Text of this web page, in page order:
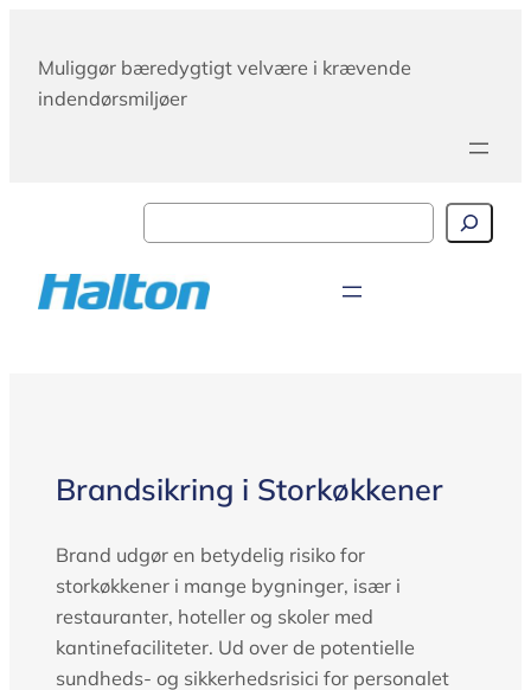
content
Muliggør bæredygtigt velvære i krævende
indendørsmiljøer
Brandsikring i Storkøkkener
Brand udgør en betydelig risiko for
storkøkkener i mange bygninger, især i
restauranter, hoteller og skoler med
kantinefaciliteter. Ud over de potentielle
sundheds- og sikkerhedsrisici for personalet